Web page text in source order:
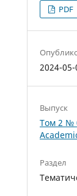
PDF
2024-05-
Выпуск
Том 2 №
Раздел